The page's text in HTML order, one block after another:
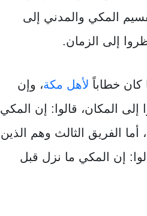
المكي والمدني إلى
إلى الزمان.
كان خطاباً لأهل مكة، وإن
إلى المكان، قالوا: إن المكي
الفريق الثالث وهم الذين
إن المكي ما نزل قبل